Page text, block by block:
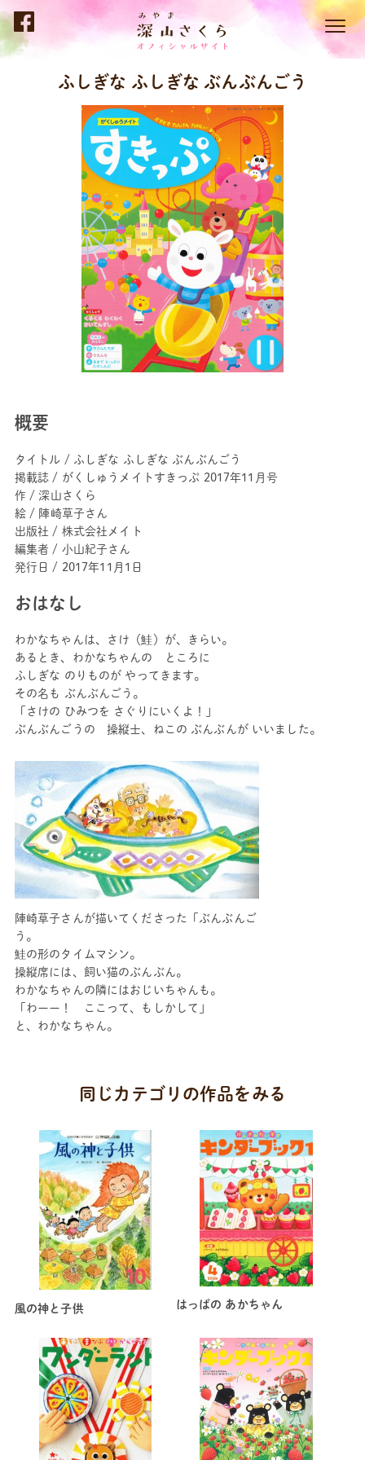
ふしぎな ふしぎな ぶんぶんごう
概要
タイトル / ふしぎな ふしぎな ぶんぶんごう
掲載誌 / がくしゅうメイトすきっぷ 2017年11月号
作 / 深山さくら
絵 / 陣崎草子さん
出版社 / 株式会社メイト
編集者 / 小山紀子さん
発行日 / 2017年11月1日
おはなし
わかなちゃんは、さけ（鮭）が、きらい。
あるとき、わかなちゃんの ところに
ふしぎな のりものが やってきます。
その名も ぶんぶんごう。
「さけの ひみつを さぐりにいくよ！」
ぶんぶんごうの 操縦士、ねこの ぶんぶんが いいました。
陣崎草子さんが描いてくださった「ぶんぶんご
う。
鮭の形のタイムマシン。
操縦席には、飼い猫のぶんぶん。
わかなちゃんの隣にはおじいちゃんも。
「わーー！ ここって、もしかして」
と、わかなちゃん。
同じカテゴリの作品をみる
風の神と子供 はっぱの あかちゃん